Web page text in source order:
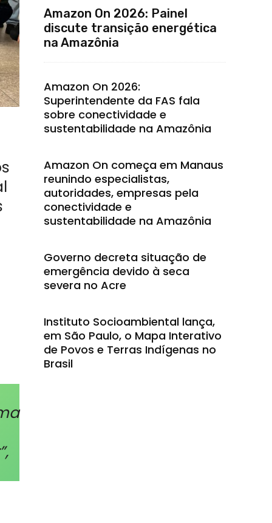
Amazon On 2026: Painel
discute transição energética
na Amazônia
Amazon On 2026:
Superintendente da FAS fala
sobre conectividade e
sustentabilidade na Amazônia
Amazon On começa em Manaus
reunindo especialistas,
autoridades, empresas pela
conectividade e
sustentabilidade na Amazônia
Governo decreta situação de
emergência devido à seca
severa no Acre
Instituto Socioambiental lança,
em São Paulo, o Mapa Interativo
de Povos e Terras Indígenas no
Brasil